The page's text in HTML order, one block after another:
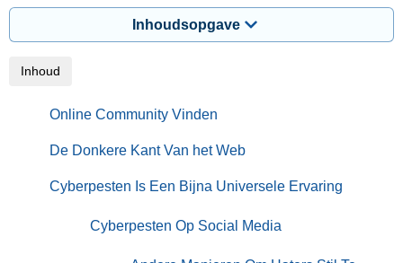
Inhoudsopgave
Inhoud
Online Community Vinden
De Donkere Kant Van het Web
Cyberpesten Is Een Bijna Universele Ervaring
Cyberpesten Op Social Media